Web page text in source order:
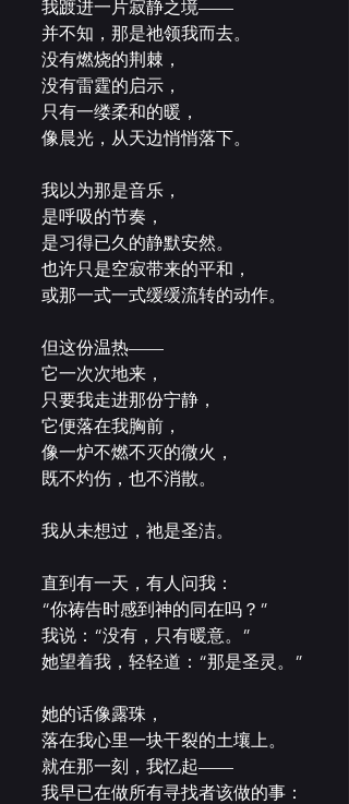
我踱进一片寂静之境——
并不知，那是祂领我而去。
没有燃烧的荆棘，
没有雷霆的启示，
只有一缕柔和的暖，
像晨光，从天边悄悄落下。
我以为那是音乐，
是呼吸的节奏，
是习得已久的静默安然。
也许只是空寂带来的平和，
或那一式一式缓缓流转的动作。
但这份温热——
它一次次地来，
只要我走进那份宁静，
它便落在我胸前，
像一炉不燃不灭的微火，
既不灼伤，也不消散。
我从未想过，祂是圣洁。
直到有一天，有人问我：
“你祷告时感到神的同在吗？”
我说：“没有，只有暖意。”
她望着我，轻轻道：“那是圣灵。”
她的话像露珠，
落在我心里一块干裂的土壤上。
就在那一刻，我忆起——
我早已在做所有寻找者该做的事：